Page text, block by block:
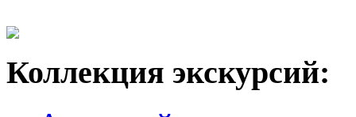
Коллекция экскурсий: